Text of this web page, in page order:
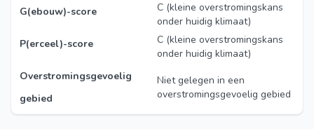
G(ebouw)-score
C (kleine overstromingskans
onder huidig klimaat)
P(erceel)-score
C (kleine overstromingskans
onder huidig klimaat)
Overstromingsgevoelig
gebied
Niet gelegen in een
overstromingsgevoelig gebied